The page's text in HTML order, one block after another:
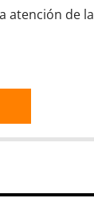
atención de la